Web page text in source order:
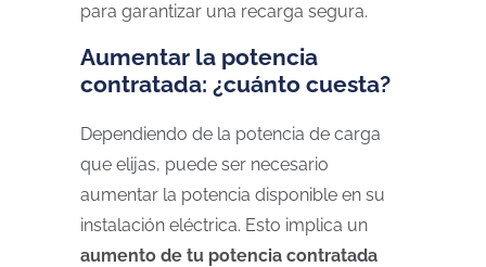
para garantizar una recarga segura.
Aumentar la potencia
contratada: ¿cuánto cuesta?
Dependiendo de la potencia de carga
que elijas, puede ser necesario
aumentar la potencia disponible en su
instalación eléctrica. Esto implica un
aumento de tu potencia contratada